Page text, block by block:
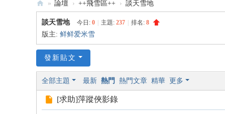
:::
米
雪
雪
» 論壇 › ++飛雪區++ › 談天雪地
談天雪地 今日: 0 主題: 237 排名: 8
版主: 鲜鲜爱米雪
發新貼文
全部主題 最新 熱門 熱門文章 精華 更多
[求助]萍蹤俠影錄